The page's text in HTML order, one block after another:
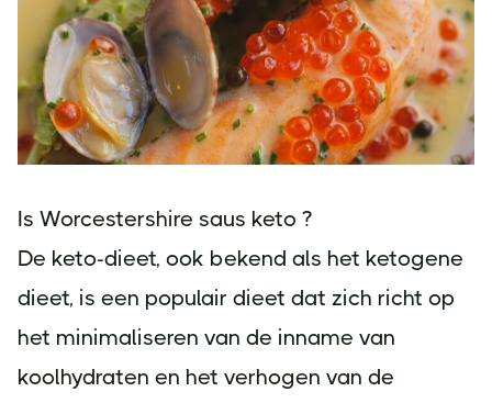
Is Worcestershire saus keto ?
De keto-dieet, ook bekend als het ketogene
dieet, is een populair dieet dat zich richt op
het minimaliseren van de inname van
koolhydraten en het verhogen van de